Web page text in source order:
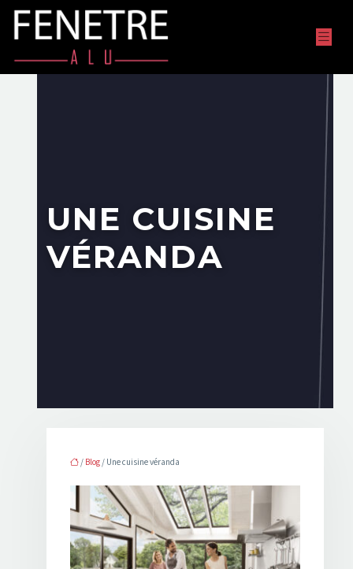
UNE CUISINE
VÉRANDA
/ Blog/ Une cuisine véranda